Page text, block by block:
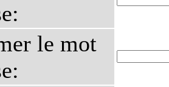
le mot